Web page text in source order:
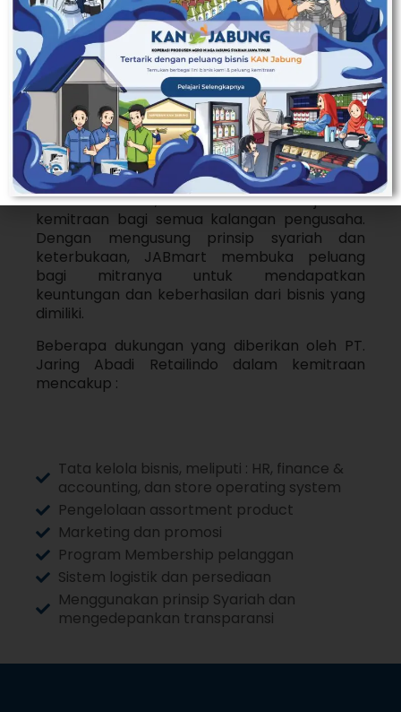
KEMITRAAN SYARIAH
PT. Jaring Abadi Retailindo selaku pemegang
merk JABmart, menawarkan Kerjasama
kemitraan bagi semua kalangan pengusaha.
Dengan mengusung prinsip syariah dan
keterbukaan, JABmart membuka peluang
bagi mitranya untuk mendapatkan
keuntungan dan keberhasilan dari bisnis yang
dimiliki.
Beberapa dukungan yang diberikan oleh PT.
Jaring Abadi Retailindo dalam kemitraan
mencakup :
Tata kelola bisnis, meliputi : HR, finance &
accounting, dan store operating system
Pengelolaan assortment product
Marketing dan promosi
Program Membership pelanggan
Sistem logistik dan persediaan
Menggunakan prinsip Syariah dan
mengedepankan transparansi